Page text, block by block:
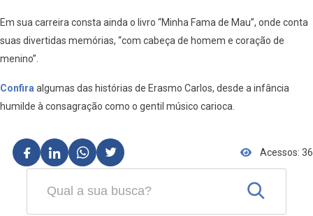
Em sua carreira consta ainda o livro “Minha Fama de Mau”, onde conta
suas divertidas memórias, “com cabeça de homem e coração de
menino”.
Confira algumas das histórias de Erasmo Carlos, desde a infância
humilde à consagração como o gentil músico carioca.
Acessos: 36